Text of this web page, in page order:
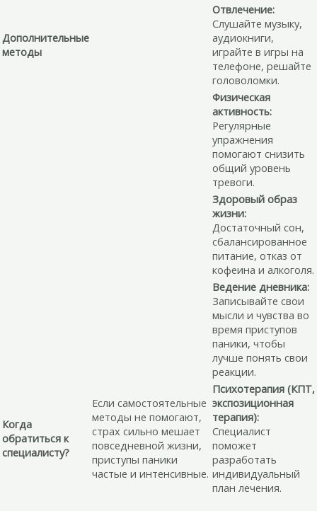
Дополнительные
методы
Отвлечение:
Слушайте музыку,
аудиокниги,
играйте в игры на
телефоне, решайте
головоломки.
Физическая
активность:
Регулярные
упражнения
помогают снизить
общий уровень
тревоги.
Здоровый образ
жизни:
Достаточный сон,
сбалансированное
питание, отказ от
кофеина и алкоголя.
Ведение дневника:
Записывайте свои
мысли и чувства во
время приступов
паники, чтобы
лучше понять свои
реакции.
Когда
обратиться к
специалисту?
Если самостоятельные
методы не помогают,
страх сильно мешает
повседневной жизни,
приступы паники
частые и интенсивные.
Психотерапия (КПТ,
экспозиционная
терапия):
Специалист
поможет
разработать
индивидуальный
план лечения.